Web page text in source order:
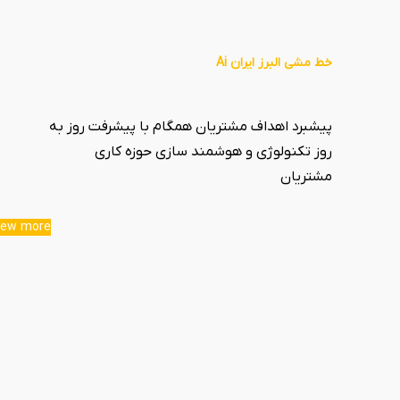
خط مشی البرز ایران Ai
پیشبرد اهداف مشتریان همگام با پیشرفت روز به
روز تکنولوژی و هوشمند سازی حوزه کاری
مشتریان
more